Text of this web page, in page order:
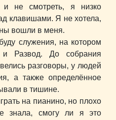
и не смотреть, я низко
клавишами. Я не хотела,
вошли в меня.
на котором
и Развод. До собрания
разговоры, у людей
а также определённое
в тишине.
на пианино, но плохо
знала, смогу ли я это